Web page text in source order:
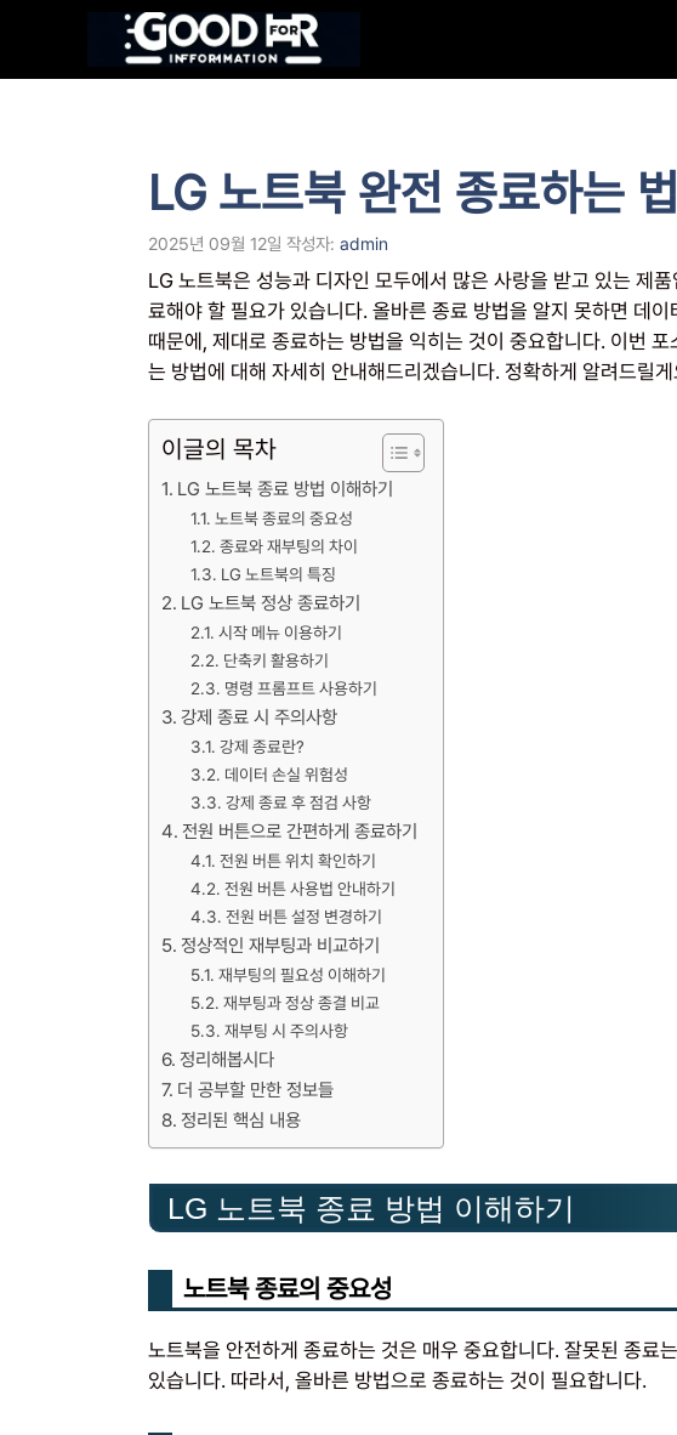
츠
LG 노트북 완전 종료하는
2025년 09월 12일 작성자: admin
LG 노트북은 성능과 디자인 모두에서 많은 사랑을 받고 있는 제
료해야 할 필요가 있습니다. 올바른 종료 방법을 알지 못하면 데
때문에, 제대로 종료하는 방법을 익히는 것이 중요합니다. 이번
는 방법에 대해 자세히 안내해드리겠습니다. 정확하게 알려드릴게
이글의 목차
LG 노트북 종료 방법 이해하기
노트북 종료의 중요성
종료와 재부팅의 차이
LG 노트북의 특징
LG 노트북 정상 종료하기
시작 메뉴 이용하기
단축키 활용하기
명령 프롬프트 사용하기
강제 종료 시 주의사항
강제 종료란?
데이터 손실 위험성
강제 종료 후 점검 사항
전원 버튼으로 간편하게 종료하기
전원 버튼 위치 확인하기
전원 버튼 사용법 안내하기
전원 버튼 설정 변경하기
정상적인 재부팅과 비교하기
재부팅의 필요성 이해하기
재부팅과 정상 종결 비교
재부팅 시 주의사항
정리해봅시다
더 공부할 만한 정보들
정리된 핵심 내용
LG 노트북 종료 방법 이해하기
노트북 종료의 중요성
노트북을 안전하게 종료하는 것은 매우 중요합니다. 잘못된 종료
있습니다. 따라서, 올바른 방법으로 종료하는 것이 필요합니다.